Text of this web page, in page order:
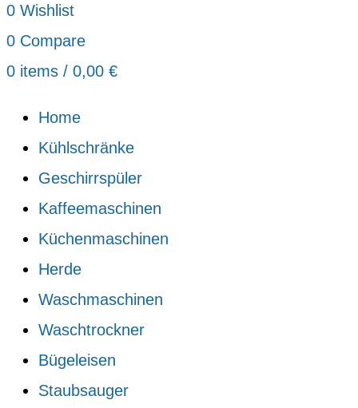
0 Wishlist
0 Compare
0 items / 0,00 €
Home
Kühlschränke
Geschirrspüler
Kaffeemaschinen
Küchenmaschinen
Herde
Waschmaschinen
Waschtrockner
Bügeleisen
Staubsauger